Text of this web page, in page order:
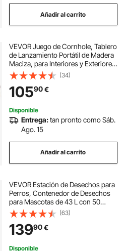
Añadir al carrito
VEVOR Juego de Cornhole, Tablero
de Lanzamiento Portátil de Madera
Maciza, para Interiores y Exteriores
para Adultos, Incluye 8 Bolsas de
Frijoles y Asa, para Playa,
Camping, 1200 x 600 x 51 mm
(34)
10590€
Disponible
Entrega:tan pronto como Sáb.
Ago. 15
Añadir al carrito
VEVOR Estación de Desechos para
Perros, Contenedor de Desechos
para Mascotas de 43 L con 50
Bolsas para Latas, Dispensador de
Bolsas y 600 Bolsas para Desechos
para Mascotas para Patio, Exterior
(63)
13990€
Disponible